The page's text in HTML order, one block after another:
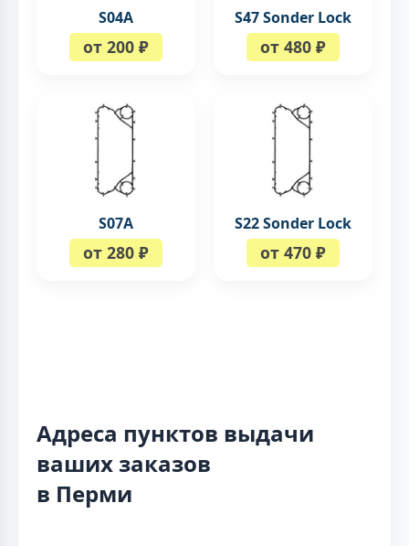
S04A
от 200 ₽
S47 Sonder Lock
от 480 ₽
S07A
от 280 ₽
S22 Sonder Lock
от 470 ₽
Адреса пунктов выдачи
ваших заказов
в Перми